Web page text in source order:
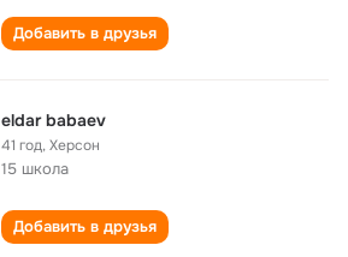
Добавить в друзья
eldar babaev
41 год,Херсон
15 школа
Добавить в друзья